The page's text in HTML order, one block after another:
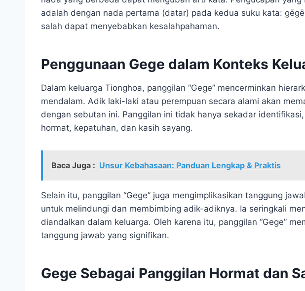
adalah dengan nada pertama (datar) pada kedua suku kata:
salah dapat menyebabkan kesalahpahaman.
Penggunaan Gege dalam Konteks
Dalam keluarga Tionghoa, panggilan “Gege” mencerminkan
mendalam. Adik laki-laki atau perempuan secara alami akan
dengan sebutan ini. Panggilan ini tidak hanya sekadar
hormat, kepatuhan, dan kasih sayang.
Baca Juga : Unsur Kebahasaan: Panduan Lengkap & Praktis
Selain itu, panggilan “Gege” juga mengimplikasikan tanggung
untuk melindungi dan membimbing adik-adiknya. Ia seringkali
diandalkan dalam keluarga. Oleh karena itu, panggilan “Gege”
tanggung jawab yang signifikan.
Gege Sebagai Panggilan Hormat dan